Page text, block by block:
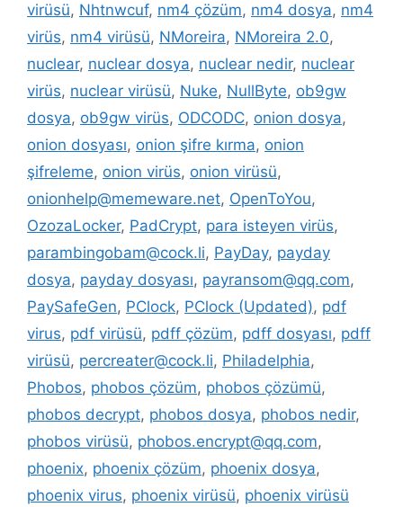
virüsü, Nhtnwcuf, nm4 çözüm, nm4 dosya, nm4
virüs, nm4 virüsü, NMoreira, NMoreira 2.0,
nuclear, nuclear dosya, nuclear nedir, nuclear
virüs, nuclear virüsü, Nuke, NullByte, ob9gw
dosya, ob9gw virüs, ODCODC, onion dosya,
onion dosyası, onion şifre kırma, onion
şifreleme, onion virüs, onion virüsü,
onionhelp@memeware.net, OpenToYou,
OzozaLocker, PadCrypt, para isteyen virüs,
parambingobam@cock.li, PayDay, payday
dosya, payday dosyası, payransom@qq.com,
PaySafeGen, PClock, PClock (Updated), pdf
virus, pdf virüsü, pdff çözüm, pdff dosyası, pdff
virüsü, percreater@cock.li, Philadelphia,
Phobos, phobos çözüm, phobos çözümü,
phobos decrypt, phobos dosya, phobos nedir,
phobos virüsü, phobos.encrypt@qq.com,
phoenix, phoenix çözüm, phoenix dosya,
phoenix virus, phoenix virüsü, phoenix virüsü